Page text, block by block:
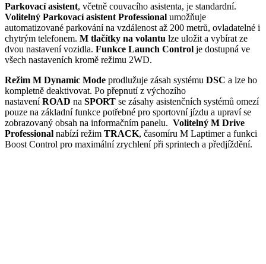
Parkovací asistent, včetně couvacího asistenta, je standardní.
Volitelný Parkovací asistent Professional umožňuje
automatizované parkování na vzdálenost až 200 metrů, ovladatelné i
chytrým telefonem. M tlačítky na volantu lze uložit a vybírat ze
dvou nastavení vozidla. Funkce Launch Control je dostupná ve
všech nastaveních kromě režimu 2WD.
Režim M Dynamic Mode prodlužuje zásah systému DSC a lze ho
kompletně deaktivovat. Po přepnutí z výchozího
nastaveníROAD na SPORT se zásahy asistenčních systémů omezí
pouze na základní funkce potřebné pro sportovní jízdu a upraví se
zobrazovaný obsah na informačním panelu. Volitelný M Drive
Professional nabízí režim TRACK, časomíru M Laptimer a funkci
Boost Control pro maximální zrychlení při sprintech a předjíždění.